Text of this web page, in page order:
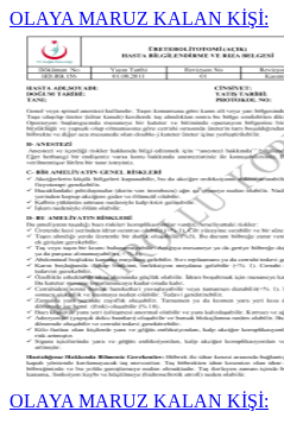
OLAYA MARUZ KALAN KİŞİ:
OLAYA MARUZ KALAN KİŞİ: